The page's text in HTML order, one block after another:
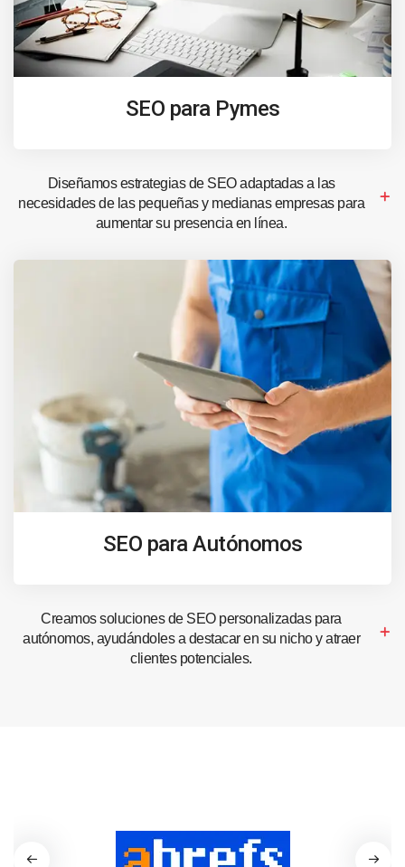
SEO para Pymes
Diseñamos estrategias de SEO adaptadas a las
necesidades de las pequeñas y medianas empresas para
aumentar su presencia en línea.
SEO para Autónomos
Creamos soluciones de SEO personalizadas para
autónomos, ayudándoles a destacar en su nicho y atraer
clientes potenciales.